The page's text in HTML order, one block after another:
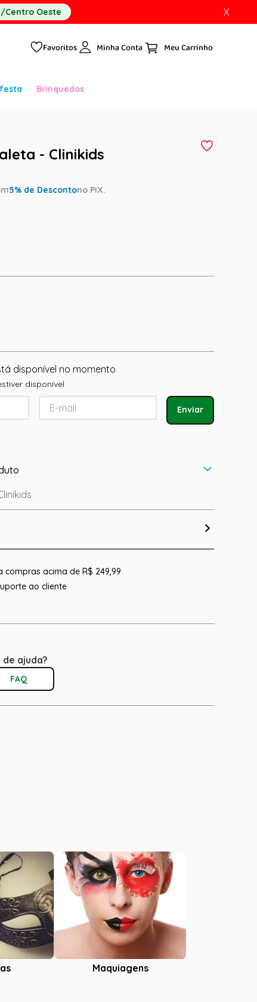
Oeste X
Favoritos Minha Conta
Brinquedos
- Clinikids
5% de Descontono PIX.
disponível no momento
disponível
Enviar
compras acima de R$ 249,99
ao cliente
ajuda?
FAQ
Maquiagens